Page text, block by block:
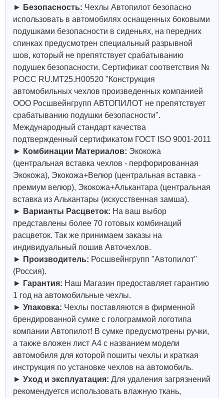
► Безопасность: Чехлы Автопилот безопасно
использовать в автомобилях оснащенных боковыми
подушками безопасности в сиденьях, на передних
спинках предусмотрен специальный разрывной
шов, который не препятствует срабатыванию
подушек безопасности. Сертификат соответствия №
РОСС RU.МТ25.Н00520 "Конструкция
автомобильных чехлов произведенных компанией
ООО Росшвейнгрупп АВТОПИЛОТ не препятствует
срабатыванию подушки безопасности".
Международный стандарт качества
подтвержденный сертификатом ГОСТ ISO 9001-2011
► Комбинации Материалов: Экокожа
(центральная вставка чехлов - перфорированная
Экокожа), Экокожа+Велюр (центральная вставка -
премиум велюр), Экокожа+Алькантара (центральная
вставка из Алькантары (искусственная замша).
► Варианты Расцветок: На ваш выбор
представлены более 70 готовых комбинаций
расцветок. Так же принимаем заказы на
индивидуальный пошив Авточехлов.
► Производитель: Росшвейнгрупп "Автопилот"
(Россия).
► Гарантия: Наш Магазин предоставляет гарантию
1 год на автомобильные чехлы.
► Упаковка: Чехлы поставляются в фирменной
брендированной сумке с голограммой логотипа
компании Автопилот! В сумке предусмотрены ручки,
а также вложен лист А4 с названием модели
автомобиля для которой пошиты чехлы и краткая
инструкция по установке чехлов на автомобиль.
► Уход и эксплуатация: Для удаления загрязнений
рекомендуется использовать влажную ткань,